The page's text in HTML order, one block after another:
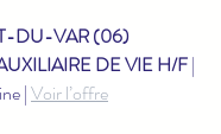
DU-VAR (06)
DE VIE H/F |
| Voir l’offre